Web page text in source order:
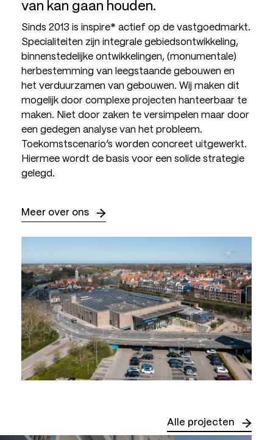
van kan gaan houden.
Sinds 2013 is inspire* actief op de vastgoedmarkt.
Specialiteiten zijn integrale gebiedsontwikkeling,
binnenstedelijke ontwikkelingen, (monumentale)
herbestemming van leegstaande gebouwen en
het verduurzamen van gebouwen. Wij maken dit
mogelijk door complexe projecten hanteerbaar te
maken. Niet door zaken te versimpelen maar door
een gedegen analyse van het probleem.
Toekomstscenario’s worden concreet uitgewerkt.
Hiermee wordt de basis voor een solide strategie
gelegd.
Meer over ons
Alle projecten